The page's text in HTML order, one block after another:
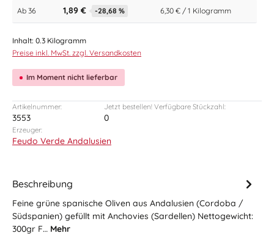
Ab 36 1,89 € -28,68 % 6,30 € / 1 Kilogramm
Inhalt: 0.3 Kilogramm
Preise inkl. MwSt. zzgl. Versandkosten
Im Moment nicht lieferbar
Artikelnummer:
3553
Jetzt bestellen! Verfügbare Stückzahl:
0
Erzeuger:
Feudo Verde Andalusien
Beschreibung
Feine grüne spanische Oliven aus Andalusien (Cordoba /
Südspanien) gefüllt mit Anchovies (Sardellen) Nettogewicht:
300gr F… Mehr